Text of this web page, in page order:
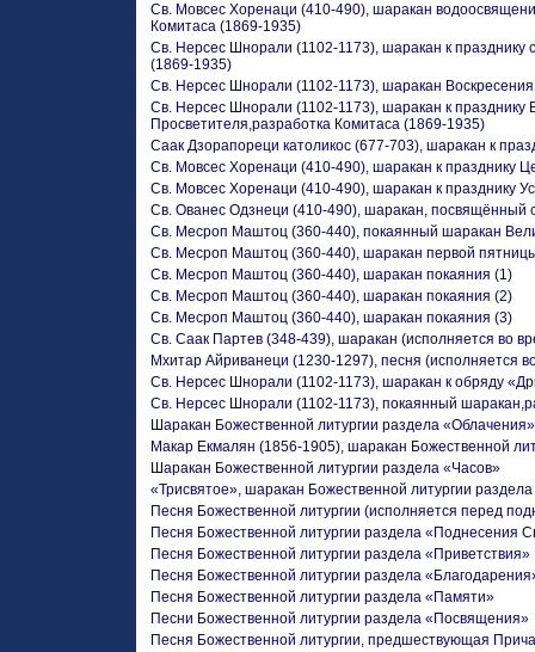
Св. Мовсес Хоренаци (410-490), шаракан
Комитаса (1869-1935)
Св. Нерсес Шнорали (1102-1173), шаракан к празднику
(1869-1935)
Св. Нерсес Шнорали (1102-1173), шаракан Воскресения
Св. Нерсес Шнорали (1102-1173), шаракан к празднику
Просветителя,разработка Комитаса (1869-1935)
Саак Дзорапореци католикос (677-703), шаракан к
Св. Мовсес Хоренаци (410-490), шаракан к празднику
Св. Мовсес Хоренаци (410-490), шаракан к празднику
Св. Ованес Одзнеци (410-490), шаракан, посвящённый
Св. Месроп Маштоц (360-440), покаянный шаракан
Св. Месроп Маштоц (360-440), шаракан первой
Св. Месроп Маштоц (360-440), шаракан покаяния (1)
Св. Месроп Маштоц (360-440), шаракан покаяния (2)
Св. Месроп Маштоц (360-440), шаракан покаяния (3)
Св. Саак Партев (348-439), шаракан (исполняется во
Мхитар Айриванеци (1230-1297), песня (исполняется
Св. Нерсес Шнорали (1102-1173), шаракан к обряду
Св. Нерсес Шнорали (1102-1173), покаянный
Шаракан Божественной литургии раздела «Облачения»
Макар Екмалян (1856-1905), шаракан Божественной
Шаракан Божественной литургии раздела «Часов»
«Трисвятое», шаракан Божественной литургии
Песня Божественной литургии (исполняется перед
Песня Божественной литургии раздела «Поднесения
Песня Божественной литургии раздела «Приветствия»
Песня Божественной литургии раздела
Песня Божественной литургии раздела «Памяти»
Песни Божественной литургии раздела «Посвящения»
Песня Божественной литургии, предшествующая